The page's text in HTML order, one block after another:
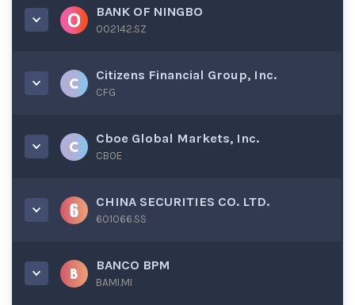
BANK OF NINGBO
002142.SZ
Citizens Financial Group, Inc.
CFG
Cboe Global Markets, Inc.
CBOE
CHINA SECURITIES CO. LTD.
601066.SS
BANCO BPM
BAMI.MI